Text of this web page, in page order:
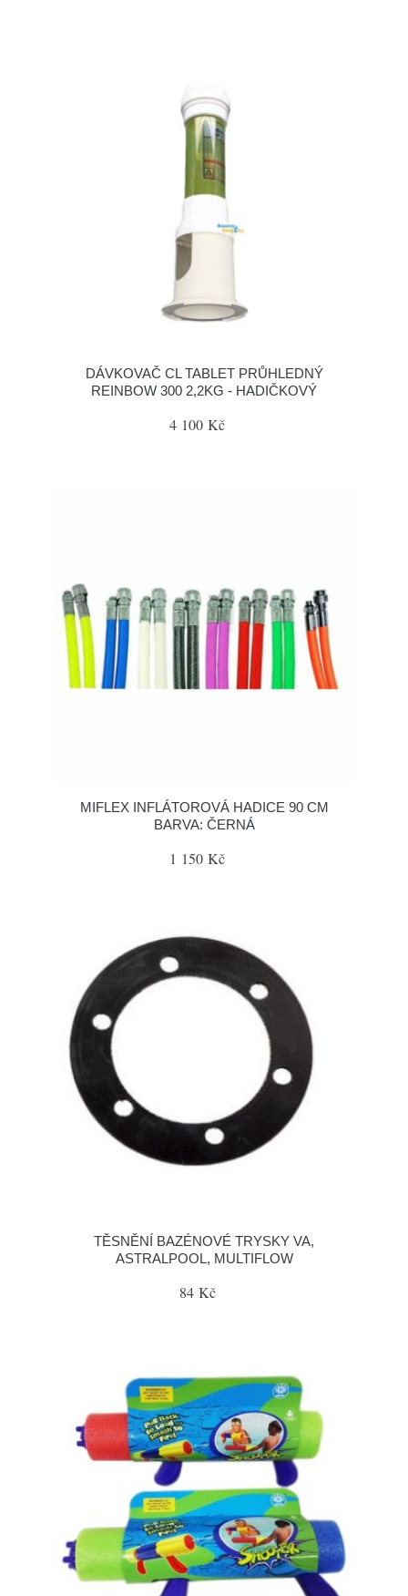
DÁVKOVAČ CL TABLET PRŮHLEDNÝ
REINBOW 300 2,2KG - HADIČKOVÝ
4 100 Kč
MIFLEX INFLÁTOROVÁ HADICE 90 CM
BARVA: ČERNÁ
1 150 Kč
TĚSNĚNÍ BAZÉNOVÉ TRYSKY VA,
ASTRALPOOL, MULTIFLOW
84 Kč